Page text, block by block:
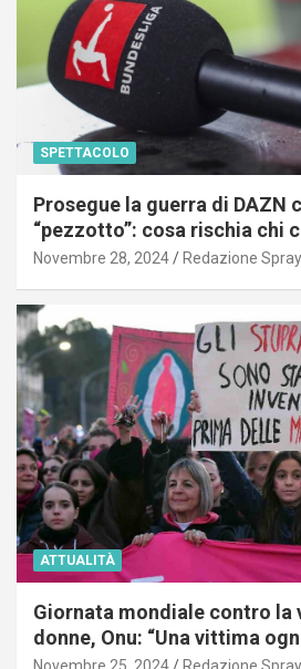
SPETTACOLO
Prosegue la guerra di DAZN
“pezzotto”: cosa rischia chi
Novembre 28, 2024 Redazione
ATTUALITÀ
Giornata mondiale contro la
donne, Onu: “Una vittima